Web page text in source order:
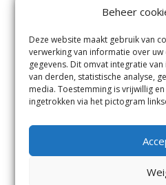
Beheer
Deze website maakt gebruik van
verwerking van informatie over
gegevens. Dit omvat integratie
van derden, statistische analyse,
media. Toestemming is vrijwillig
ingetrokken via het pictogram
Margadantstraat 34
0255-533900
info@jutter.nlofinfo@hofgee
st.nl
Contact
Andere uitgaven
Voorwaarden